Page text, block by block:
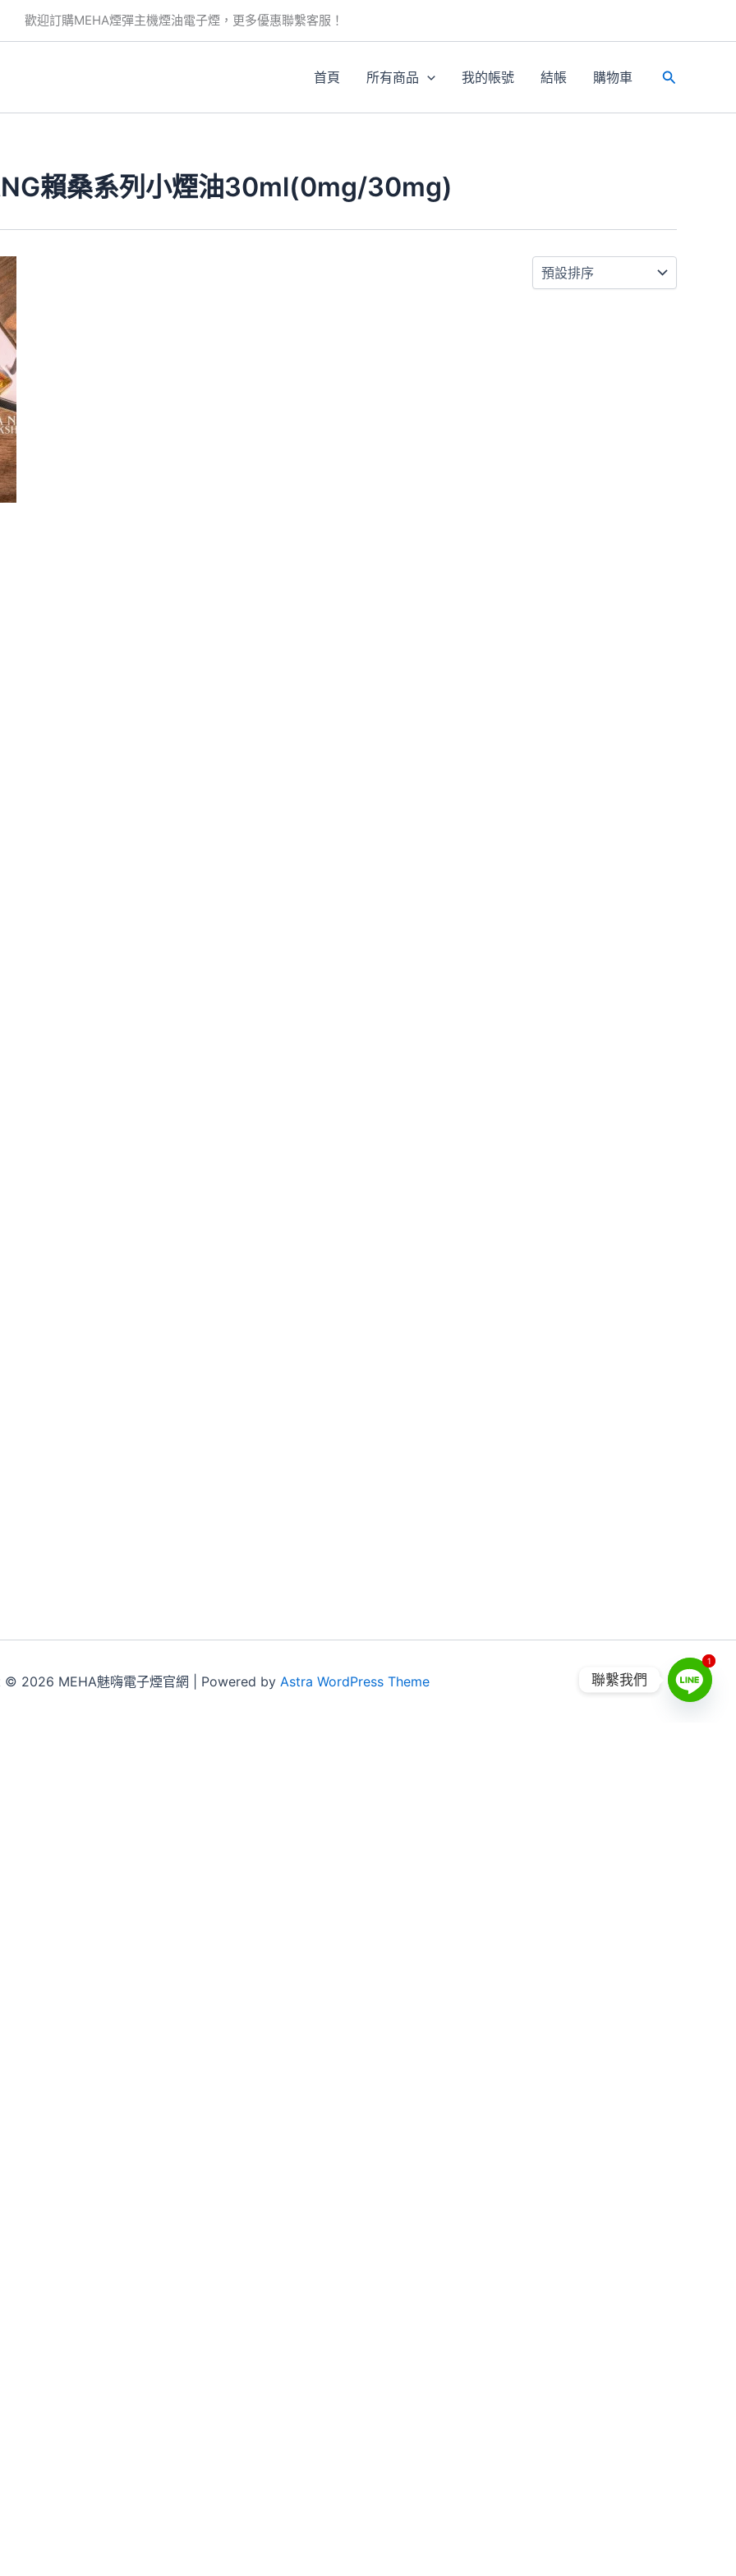
歡迎訂購MEHA煙彈主機煙油電子煙，更多優惠聯繫客服！
首頁 所有商品 我的帳號 結帳 購物車
搜
賴桑系列小煙油30ml(0mg/30mg)
2026 MEHA魅嗨電子煙官網 | Powered by Astra WordPress Theme 聯繫我們
11